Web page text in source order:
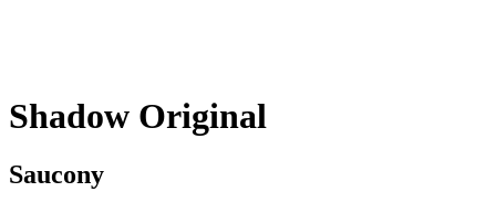
Shadow Original
Saucony